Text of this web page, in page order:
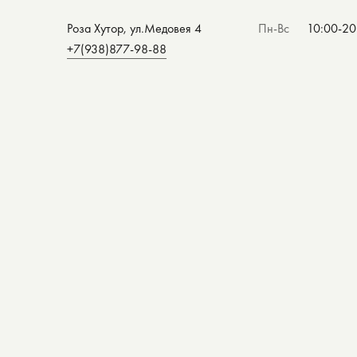
Роза Хутор, ул.Медовея 4
+7(938)877-98-88
Пн-Вс 10:00-